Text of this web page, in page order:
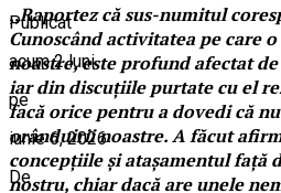
,,Raportez că sus-numitul
Cunoscând activitatea pe care
noastre, este profund afectat
iar din discuțiile purtate cu el
facă orice pentru a dovedi că
orânduirii noastre. A făcut
concepțiile și atașamentul față
nostru, chiar dacă are unele
Publicat
acum 2 luni
pe
iunie 6, 2026
De